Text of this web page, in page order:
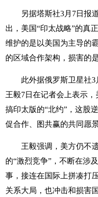
另据塔斯社3月7日报
出，美国“印太战略”的真
维护的是以美国为主导的
的区域合作架构，损害的
此外据俄罗斯卫星社
王毅7日在记者会上表示
搞印太版的“北约”，这股
促合作、图共赢的共同愿
王毅强调，美方仍不
的“激烈竞争”，不断在涉
事，接连在国际上拼凑打
关系大局，也冲击和损害